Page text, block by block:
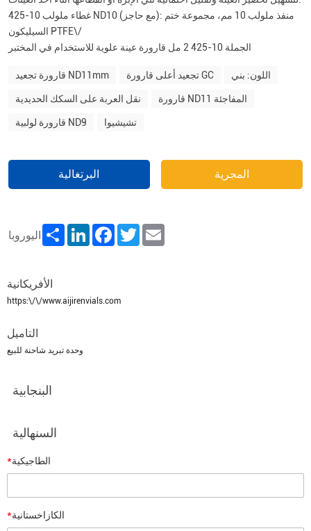
غطاء ملولب 10-425 ND10 (مع حاجز): منفذ ملولب 10 مم، مجموعة ختم
السيليكون PTFE\/
الجملة 10-425 2 مل قارورة عينة علوية للاستخدام في المختبر
قارورة تجعيد ND11mm تجعيد أعلى قارورة GC اللون: بني
نقل العربة على السكك الحديدية قارورة ND11 المفاجئة
قارورة لولبية ND9 تشيشيوا
البرتغالية المجرية
اليوروبا Share LinkedInFacebookTwitter
الأفريكانية
https:\/\/www.aijirenvials.com
التاميل
وحدة تبريد شاحنة للبيع
البنجابية
السنهالية
*الطاجيكية
*الكازاخستانية